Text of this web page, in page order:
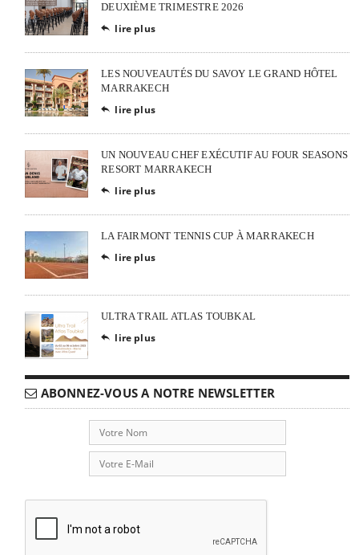
DEUXIÈME TRIMESTRE 2026
 lire plus
LES NOUVEAUTÉS DU SAVOY LE GRAND HÔTEL
MARRAKECH
 lire plus
UN NOUVEAU CHEF EXÉCUTIF AU FOUR SEASONS
RESORT MARRAKECH
 lire plus
LA FAIRMONT TENNIS CUP À MARRAKECH
 lire plus
ULTRA TRAIL ATLAS TOUBKAL
 lire plus
ABONNEZ-VOUS A NOTRE NEWSLETTER